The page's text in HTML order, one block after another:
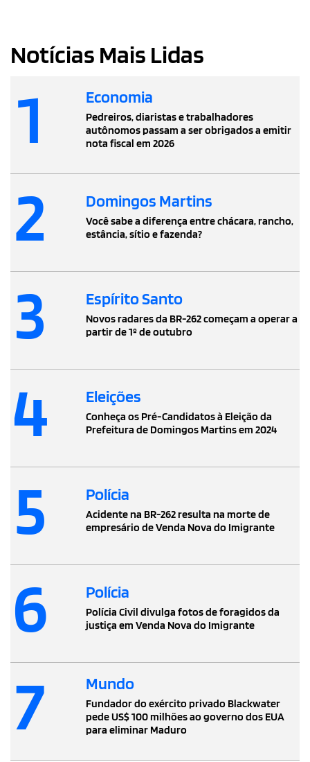
Notícias Mais Lidas
1 Economia
Pedreiros, diaristas e trabalhadores
autônomos passam a ser obrigados a emitir
nota fiscal em 2026
2 Domingos Martins
Você sabe a diferença entre chácara, rancho,
estância, sítio e fazenda?
3 Espírito Santo
Novos radares da BR-262 começam a operar a
partir de 1º de outubro
4 Eleições
Conheça os Pré-Candidatos à Eleição da
Prefeitura de Domingos Martins em 2024
5 Polícia
Acidente na BR-262 resulta na morte de
empresário de Venda Nova do Imigrante
6 Polícia
Polícia Civil divulga fotos de foragidos da
justiça em Venda Nova do Imigrante
7 Mundo
Fundador do exército privado Blackwater
pede US$ 100 milhões ao governo dos EUA
para eliminar Maduro